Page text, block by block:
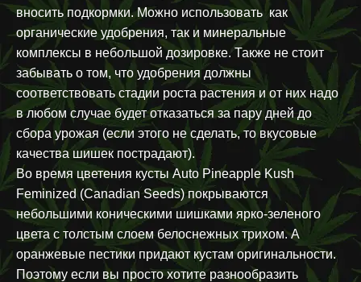
вносить подкормки. Можно использовать как
органические удобрения, так и минеральные
комплексы в небольшой дозировке. Также не стоит
забывать о том, что удобрения должны
соответствовать стадии роста растения и от них надо
в любом случае будет отказаться за пару дней до
сбора урожая (если этого не сделать, то вкусовые
качества шишек пострадают).
Во время цветения кусты Auto Pineapple Kush
Feminized (Canadian Seeds) покрываются
небольшими коническими шишками ярко-зеленого
цвета с толстым слоем белоснежных трихом. А
оранжевые пестики придают кустам оригинальности.
Поэтому если вы просто хотите разнообразить